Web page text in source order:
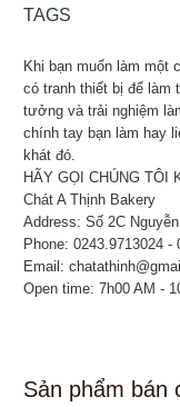
TAGS
Khi bạn muốn làm một
có tranh thiết bị để làm
tưởng và trải nghiệm
chính tay bạn làm hay
khát đó.
HÃY GỌI CHÚNG TÔI
Chát A Thịnh Bakery
Address: Số 2C
Phone: 0243.9713024 -
Email:
Open time: 7h00 AM -
Sản phẩm bán